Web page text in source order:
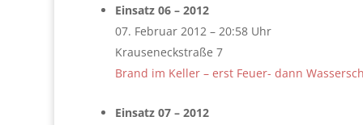
Einsatz 06 – 2012
07. Februar 2012 – 20:58 Uhr
Krauseneckstraße 7
Brand im Keller – erst Feuer- dann
Einsatz 07 – 2012